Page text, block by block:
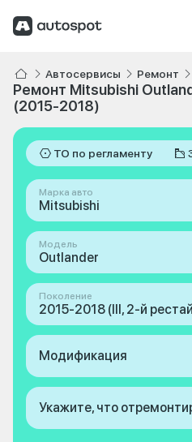
Автосервисы Ремонт
Ремонт Mitsubishi
(2015-2018)
ТО по регламенту
Марка авто
Mitsubishi
Модель
Outlander
Поколение
2015-2018 (III, 2-й
Модификация
Укажите, что